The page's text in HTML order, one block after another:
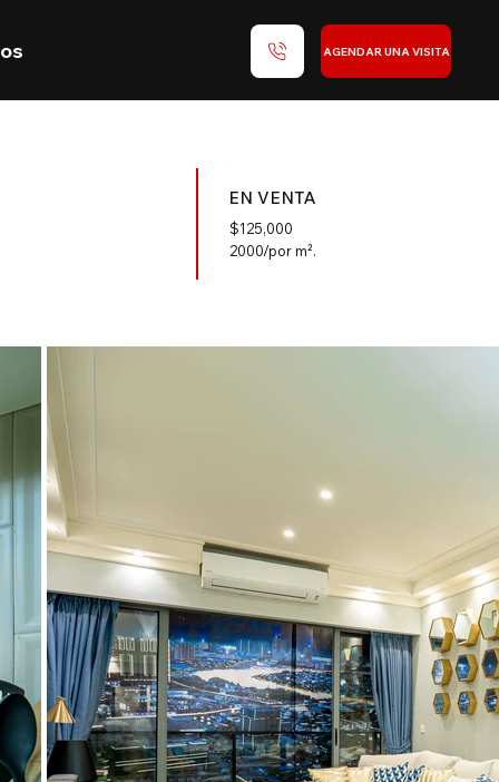
AGENDAR UNA VISITA
EN VENTA
$125,000
2000/por m².